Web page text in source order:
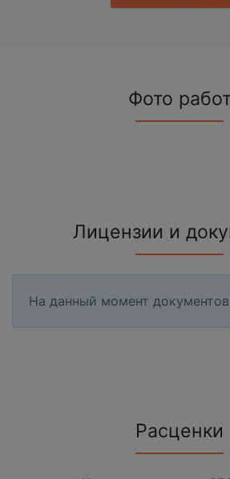
Фото
Лицензии и
На данный момент документов
Расценки